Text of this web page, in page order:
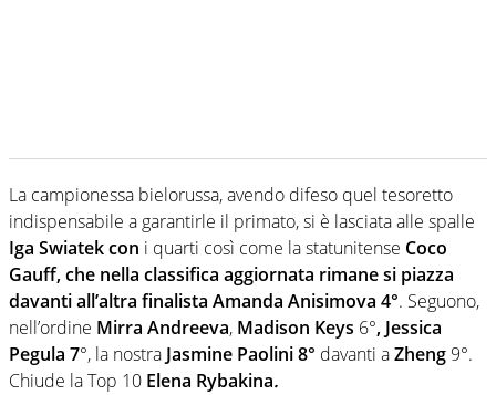
La campionessa bielorussa, avendo difeso quel tesoretto
indispensabile a garantirle il primato, si è lasciata alle spalle
Iga Swiatek con i quarti così come la statunitense Coco
Gauff, che nella classifica aggiornata rimane si piazza
davanti all’altra finalista Amanda Anisimova 4°. Seguono,
nell’ordine Mirra Andreeva, Madison Keys 6°, Jessica
Pegula 7°, la nostra Jasmine Paolini 8° davanti aZheng 9°.
Chiude la Top 10 Elena Rybakina.